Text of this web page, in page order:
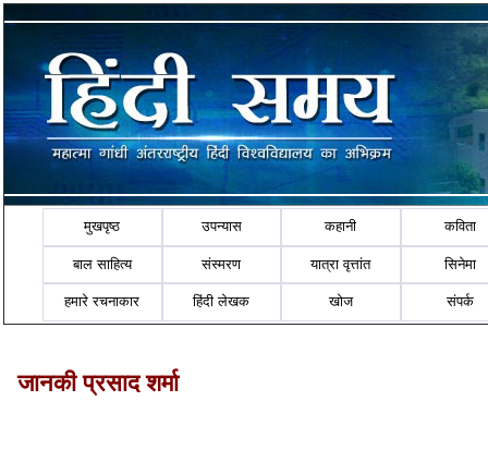
मुखपृष्ठ उपन्यास कहानी कविता
बाल साहित्य संस्मरण यात्रा वृत्तांत सिनेमा
हमारे रचनाकार हिंदी लेखक खोज संपर्क
जानकी प्रसाद शर्मा